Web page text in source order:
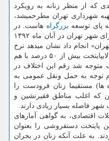
كه از منظر زنانه به رویكرد
شهرداری تهران مطرحمیشد،
پای توسعه بزرگراه هاست. در
همین راستا طبق پژوهشی كه شورای شهر تهران در آبان ماه ۱۳۹۲
انجام داد نشان میدهد نرخ
مالكیت خودرو در مناطق پایین و بالایپایتخت بیش از ۵۰ درصد با هم
متوجه شد رقم این اختلاف در
توجه به حمل ونقل عمومی به
مستقیما زنان فرودست را
كه اغلب مناطق فقیرنشین و
فاصله بسیار زیادی دارند.
اقتصادی، به گواهی آمارهای
نفر از ساكنین پایتخت دستفروشی را بعنوان
به علت آنكه زنان در بحران